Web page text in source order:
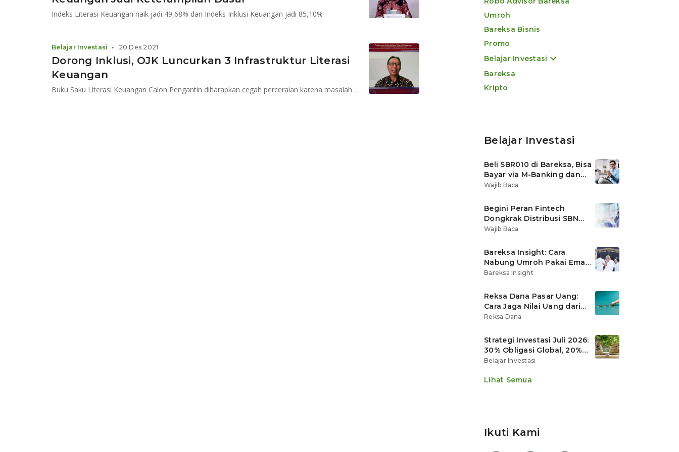
Indeks Literasi Keuangan naik jadi 49,68% dan Indeks Inklusi Keuangan jadi 85,10%
Dorong Inklusi, OJK Luncurkan 3 Infrastruktur Literasi
Keuangan​
Buku Saku Literasi Keuangan Calon Pengantin diharapkan cegah perceraian karena masalah finansial
Belajar Investasi • 20 Des 2021
Umroh
Bareksa Bisnis
Promo
Belajar Investasi
Bareksa
Kripto
Belajar Investasi
Beli SBR010 di Bareksa, Bisa
Bayar via M-Banking dan
OVO di Tokopedia
Wajib Baca
Begini Peran Fintech
Dongkrak Distribusi SBN
Ritel
Wajib Baca
Bareksa Insight: Cara
Nabung Umroh Pakai Emas
Digital agar Nilainya
Bareksa Insight
Reksa Dana Pasar Uang:
Cara Jaga Nilai Uang dari
Gerusan Inflasi
Reksa Dana
Strategi Investasi Juli 2026:
30% Obligasi Global, 20%
Emas, Saham Ekspor Jadi
Belajar Investasi
Lihat Semua
Ikuti Kami